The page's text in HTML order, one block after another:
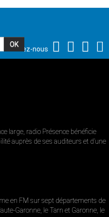
Suivez-nous
large, radio Présence bénéficie
auprès de ses auditeurs et d’une
en FM sur sept départements de
Garonne, le Tarn et Garonne, le